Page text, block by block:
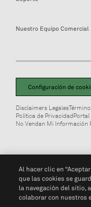
Nuestro Equipo Comercial
Configuración de
Disclaimers Legales
Política de PrivacidadPortal
No Vendan Mi Información
Al hacer clic en
que las cookies se
la navegación del sitio,
colaborar con nuestros